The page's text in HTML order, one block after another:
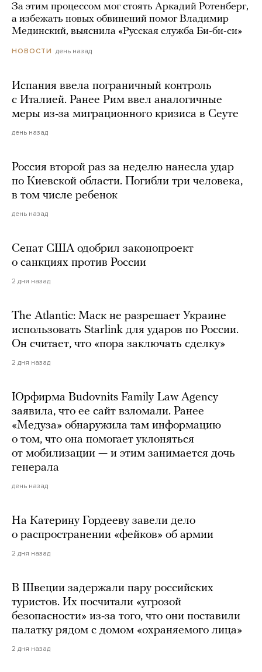
За этим процессом мог стоять Аркадий Ротенберг,
а избежать новых обвинений помог Владимир
Мединский, выяснила «Русская служба Би-би-си»
НОВОСТИ день назад
Испания ввела пограничный контроль
с Италией. Ранее Рим ввел аналогичные
меры из-за миграционного кризиса в Сеуте
день назад
Россия второй раз за неделю нанесла удар
по Киевской области. Погибли три человека,
в том числе ребенок
день назад
Сенат США одобрил законопроект
о санкциях против России
2 дня назад
The Atlantic: Маск не разрешает Украине
использовать Starlink для ударов по России.
Он считает, что «пора заключать сделку»
2 дня назад
Юрфирма Budovnits Family Law Agency
заявила, что ее сайт взломали. Ранее
«Медуза» обнаружила там информацию
о том, что она помогает уклоняться
от мобилизации — и этим занимается дочь
генерала
день назад
На Катерину Гордееву завели дело
о распространении «фейков» об армии
2 дня назад
В Швеции задержали пару российских
туристов. Их посчитали «угрозой
безопасности» из-за того, что они поставили
палатку рядом с домом «охраняемого лица»
2 дня назад